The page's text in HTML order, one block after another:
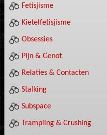
Fetisjisme
Kietelfetisjisme
Obsessies
Pijn & Genot
Relaties & Contacten
Stalking
Subspace
Trampling & Crushing